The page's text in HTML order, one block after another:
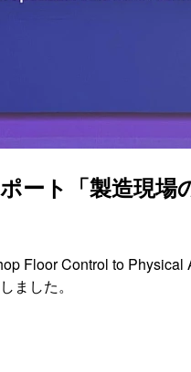
ート「製造現
Floor Control to
ました。